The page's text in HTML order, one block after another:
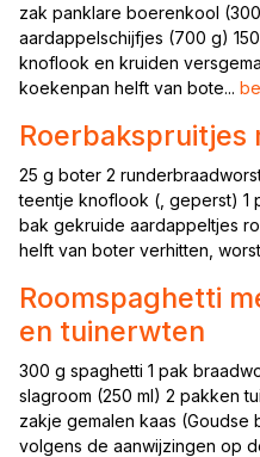
zak panklare boerenkool
aardappelschijfjes (700 g)
knoflook en kruiden
koekenpan helft van bote...
25 g boter 2
teentje knoflook (, geperst) 1
bak gekruide aardappeltjes
helft van boter verhitten,
Roomspaghetti
en tuinerwten
300 g spaghetti 1 pak
slagroom (250 ml) 2 pakken
zakje gemalen kaas (Goudse
volgens de aanwijzingen op